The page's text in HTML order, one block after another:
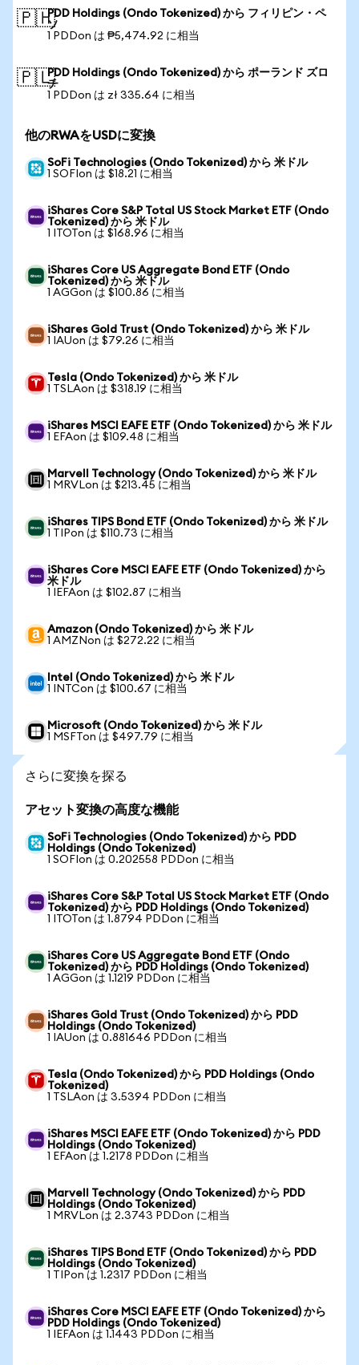
🇵🇭PDD Holdings (Ondo Tokenized) から フィリピン・ペ
ソ
1 PDDon は ₱5,474.92 に相当
🇵🇱PDD Holdings (Ondo Tokenized) から ポーランド ズロ
チ
1 PDDon は zł 335.64 に相当
他のRWAをUSDに変換
SoFi Technologies (Ondo Tokenized) から 米ドル
1 SOFIon は $18.21 に相当
iShares Core S&P Total US Stock Market ETF (Ondo
Tokenized) から 米ドル
1 ITOTon は $168.96 に相当
iShares Core US Aggregate Bond ETF (Ondo
Tokenized) から 米ドル
1 AGGon は $100.86 に相当
iShares Gold Trust (Ondo Tokenized) から 米ドル
1 IAUon は $79.26 に相当
Tesla (Ondo Tokenized) から 米ドル
1 TSLAon は $318.19 に相当
iShares MSCI EAFE ETF (Ondo Tokenized) から 米ドル
1 EFAon は $109.48 に相当
Marvell Technology (Ondo Tokenized) から 米ドル
1 MRVLon は $213.45 に相当
iShares TIPS Bond ETF (Ondo Tokenized) から 米ドル
1 TIPon は $110.73 に相当
iShares Core MSCI EAFE ETF (Ondo Tokenized) から
米ドル
1 IEFAon は $102.87 に相当
Amazon (Ondo Tokenized) から 米ドル
1 AMZNon は $272.22 に相当
Intel (Ondo Tokenized) から 米ドル
1 INTCon は $100.67 に相当
Microsoft (Ondo Tokenized) から 米ドル
1 MSFTon は $497.79 に相当
さらに変換を探る
アセット変換の高度な機能
SoFi Technologies (Ondo Tokenized) から PDD
Holdings (Ondo Tokenized)
1 SOFIon は 0.202558 PDDon に相当
iShares Core S&P Total US Stock Market ETF (Ondo
Tokenized) から PDD Holdings (Ondo Tokenized)
1 ITOTon は 1.8794 PDDon に相当
iShares Core US Aggregate Bond ETF (Ondo
Tokenized) から PDD Holdings (Ondo Tokenized)
1 AGGon は 1.1219 PDDon に相当
iShares Gold Trust (Ondo Tokenized) から PDD
Holdings (Ondo Tokenized)
1 IAUon は 0.881646 PDDon に相当
Tesla (Ondo Tokenized) から PDD Holdings (Ondo
Tokenized)
1 TSLAon は 3.5394 PDDon に相当
iShares MSCI EAFE ETF (Ondo Tokenized) から PDD
Holdings (Ondo Tokenized)
1 EFAon は 1.2178 PDDon に相当
Marvell Technology (Ondo Tokenized) から PDD
Holdings (Ondo Tokenized)
1 MRVLon は 2.3743 PDDon に相当
iShares TIPS Bond ETF (Ondo Tokenized) から PDD
Holdings (Ondo Tokenized)
1 TIPon は 1.2317 PDDon に相当
iShares Core MSCI EAFE ETF (Ondo Tokenized) から
PDD Holdings (Ondo Tokenized)
1 IEFAon は 1.1443 PDDon に相当